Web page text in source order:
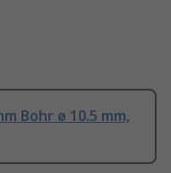
Bohr ø 10.5 mm,